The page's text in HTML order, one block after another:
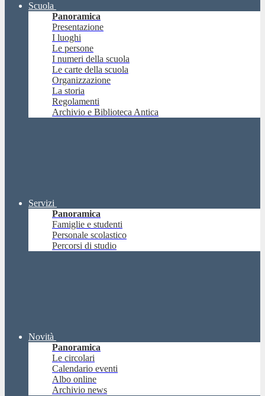
Scuola
Panoramica
Presentazione
I luoghi
Le persone
I numeri della scuola
Le carte della scuola
Organizzazione
La storia
Regolamenti
Archivio e Biblioteca Antica
Servizi
Panoramica
Famiglie e studenti
Personale scolastico
Percorsi di studio
Novità
Panoramica
Le circolari
Calendario eventi
Albo online
Archivio news